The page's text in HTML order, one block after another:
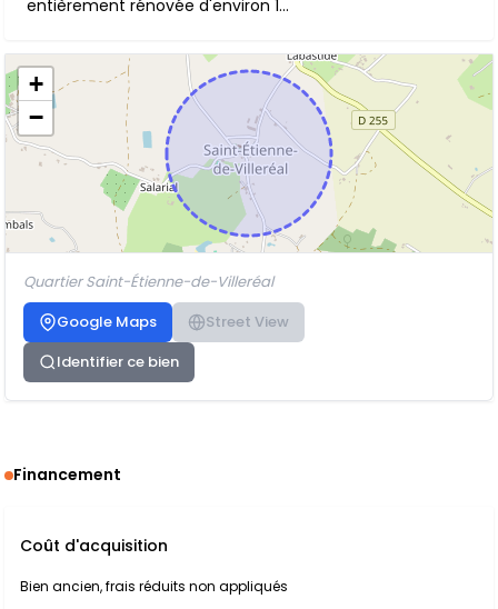
entièrement rénovée d'environ 1...
+
−
Quartier Saint-Étienne-de-Villeréal
Google Maps
Street View
Identifier ce bien
Financement
Coût d'acquisition
Bien ancien, frais réduits non appliqués